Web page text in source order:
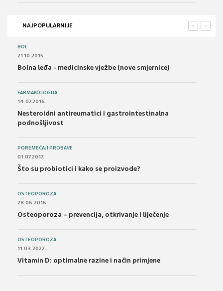
NAJPOPULARNIJE >
<
BOL
21.10.2015.
Bolna leđa - medicinske vježbe (nove smjernice)
FARMAKOLOGIJA
14.07.2016.
Nesteroidni antireumatici i gastrointestinalna
podnošljivost
POREMEĆAJI PROBAVE
01.07.2017.
Što su probiotici i kako se proizvode?
OSTEOPOROZA
28.06.2016.
Osteoporoza – prevencija, otkrivanje i liječenje
OSTEOPOROZA
11.03.2022.
Vitamin D: optimalne razine i način primjene